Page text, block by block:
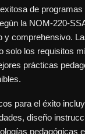
de
la NOM-220-
y comprehensivo.
solo los requisitos
prácticas
para el éxito
diseño
pedagógicas